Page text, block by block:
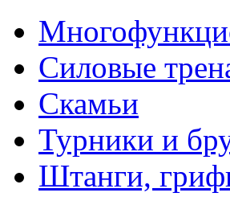
Силовые
Скамьи
Турники и
Штанги,